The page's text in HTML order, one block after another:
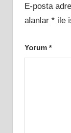
E-posta
alanlar *ile
Yorum *